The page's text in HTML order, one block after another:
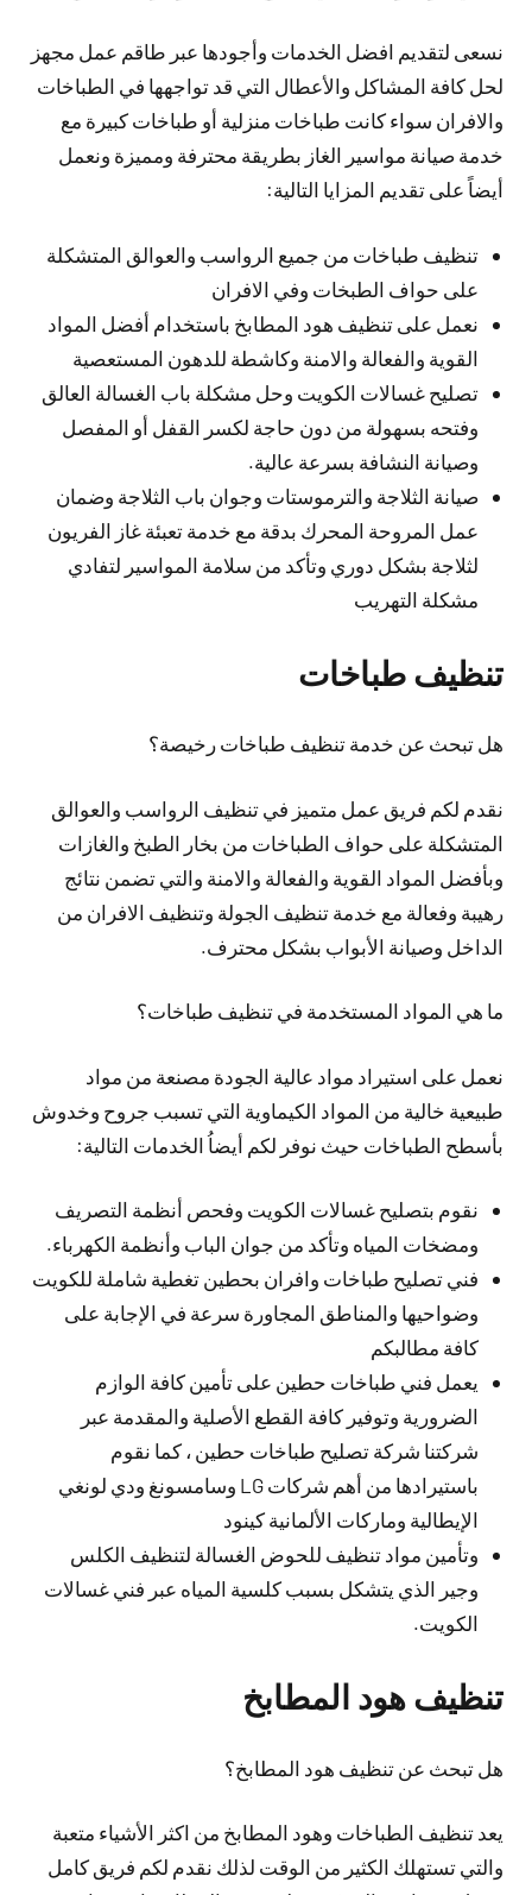
نسعى لتقديم افضل الخدمات وأجودها عبر طاقم عمل مجهز
لحل كافة المشاكل والأعطال التي قد تواجهها في الطباخات
والافران سواء كانت طباخات منزلية أو طباخات كبيرة مع
خدمة صيانة مواسير الغاز بطريقة محترفة ومميزة ونعمل
أيضاً على تقديم المزايا التالية:
تنظيف طباخات من جميع الرواسب والعوالق المتشكلة
على حواف الطبخات وفي الافران
نعمل على تنظيف هود المطابخ باستخدام أفضل المواد
القوية والفعالة والامنة وكاشطة للدهون المستعصية
تصليح غسالات الكويت وحل مشكلة باب الغسالة العالق
وفتحه بسهولة من دون حاجة لكسر القفل أو المفصل
وصيانة النشافة بسرعة عالية.
صيانة الثلاجة والترموستات وجوان باب الثلاجة وضمان
عمل المروحة المحرك بدقة مع خدمة تعبئة غاز الفريون
لثلاجة بشكل دوري وتأكد من سلامة المواسير لتفادي
مشكلة التهريب
تنظيف طباخات
هل تبحث عن خدمة تنظيف طباخات رخيصة؟
نقدم لكم فريق عمل متميز في تنظيف الرواسب والعوالق
المتشكلة على حواف الطباخات من بخار الطبخ والغازات
وبأفضل المواد القوية والفعالة والامنة والتي تضمن نتائج
رهيبة وفعالة مع خدمة تنظيف الجولة وتنظيف الافران من
الداخل وصيانة الأبواب بشكل محترف.
ما هي المواد المستخدمة في تنظيف طباخات؟
نعمل على استيراد مواد عالية الجودة مصنعة من مواد
طبيعية خالية من المواد الكيماوية التي تسبب جروح وخدوش
بأسطح الطباخات حيث نوفر لكم أيضاُ الخدمات التالية:
نقوم بتصليح غسالات الكويت وفحص أنظمة التصريف
ومضخات المياه وتأكد من جوان الباب وأنظمة الكهرباء.
فني تصليح طباخات وافران بحطين تغطية شاملة للكويت
وضواحيها والمناطق المجاورة سرعة في الإجابة على
كافة مطالبكم
يعمل فني طباخات حطين على تأمين كافة الوازم
الضرورية وتوفير كافة القطع الأصلية والمقدمة عبر
شركتنا شركة تصليح طباخات حطين ، كما نقوم
باستيرادها من أهم شركات LG وسامسونغ ودي لونغي
الإيطالية وماركات الألمانية كينود
وتأمين مواد تنظيف للحوض الغسالة لتنظيف الكلس
وجير الذي يتشكل بسبب كلسية المياه عبر فني غسالات
الكويت.
تنظيف هود المطابخ
هل تبحث عن تنظيف هود المطابخ؟
يعد تنظيف الطباخات وهود المطابخ من اكثر الأشياء متعبة
والتي تستهلك الكثير من الوقت لذلك نقدم لكم فريق كامل